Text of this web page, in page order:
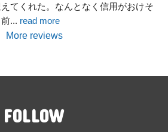
てくれた。なんとなく信用がおけそ
... read more
More reviews
FOLLOW